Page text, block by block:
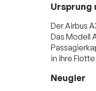
Ursprung
Der Airbus
Das Modell
in ihre
Neugier